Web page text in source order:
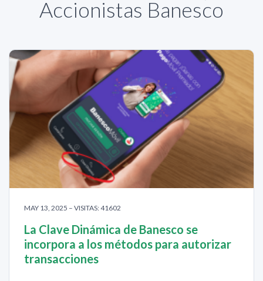
Accionistas Banesco
MAY 13, 2025 – VISITAS: 41602
La Clave Dinámica de Banesco se
incorpora a los métodos para autorizar
transacciones